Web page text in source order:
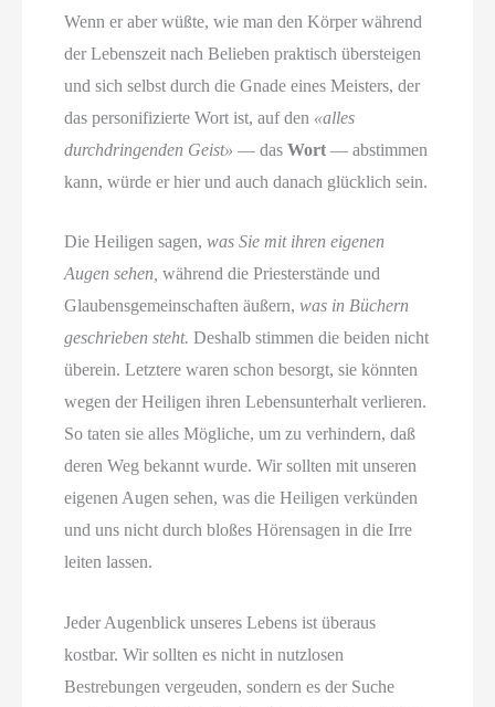
Wenn er aber wüßte, wie man den Körper während
der Lebenszeit nach Belieben praktisch übersteigen
und sich selbst durch die Gnade eines Meisters, der
das personifizierte Wort ist, auf den «alles
durchdringenden Geist» — dasWort — abstimmen
kann, würde er hier und auch danach glücklich sein.
Die Heiligen sagen,was Sie mit ihren eigenen
Augen sehen, während die Priesterstände und
Glaubensgemeinschaften äußern,was in Büchern
geschrieben steht. Deshalb stimmen die beiden nicht
überein. Letztere waren schon besorgt, sie könnten
wegen der Heiligen ihren Lebensunterhalt verlieren.
So taten sie alles Mögliche, um zu verhindern, daß
deren Weg bekannt wurde. Wir sollten mit unseren
eigenen Augen sehen, was die Heiligen verkünden
und uns nicht durch bloßes Hörensagen in die Irre
leiten lassen.
Jeder Augenblick unseres Lebens ist überaus
kostbar. Wir sollten es nicht in nutzlosen
Bestrebungen vergeuden, sondern es der Suche